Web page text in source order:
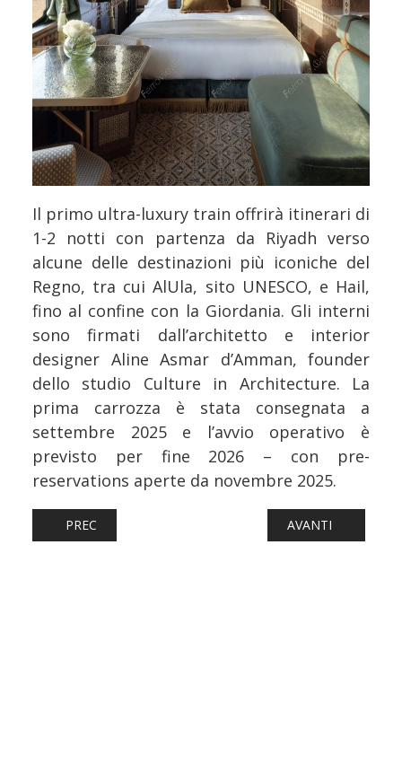
Il primo ultra-luxury train offrirà itinerari di
1-2 notti con partenza da Riyadh verso
alcune delle destinazioni più iconiche del
Regno, tra cui AlUla, sito UNESCO, e Hail,
fino al confine con la Giordania. Gli interni
sono firmati dall’architetto e interior
designer Aline Asmar d’Amman, founder
dello studio Culture in Architecture. La
prima carrozza è stata consegnata a
settembre 2025 e l’avvio operativo è
previsto per fine 2026 – con pre-
reservations aperte da novembre 2025.
ARTICOLO PRECEDENTE: FERROVIE: PUGLIA,
PREC ARTICOLO
AVANTI